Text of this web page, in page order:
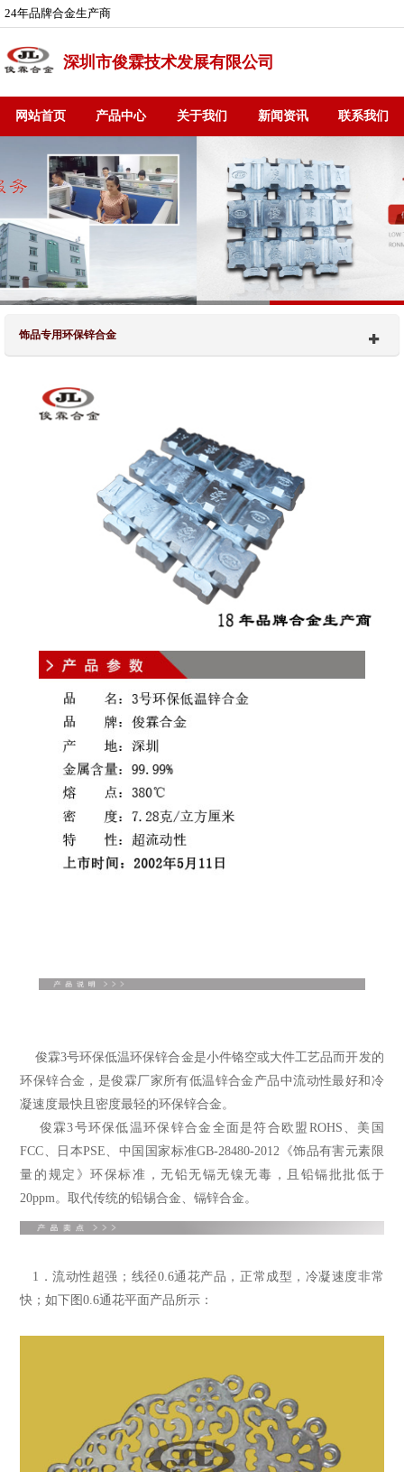
24年品牌合金生产商
深圳市俊霖技术发展有限公司
网站首页 产品中心 关于我们 新闻资讯 联系我们
饰品专用环保锌合金
俊霖3号环保低温环保锌合金是小件铬空或大件工艺品而开发的
环保锌合金，是俊霖厂家所有低温锌合金产品中流动性最好和冷
凝速度最快且密度最轻的环保锌合金。
俊霖3号环保低温环保锌合金全面是符合欧盟ROHS、美国
FCC、日本PSE、中国国家标准GB-28480-2012《饰品有害元素限
量的规定》环保标准，无铅无镉无镍无毒，且铅镉批批低于
20ppm。取代传统的铅锡合金 、镉锌合金。
1．流动性超强；线径0.6通花产品，正常成型，冷凝速度非常
快；如下图0.6通花平面产品所示：